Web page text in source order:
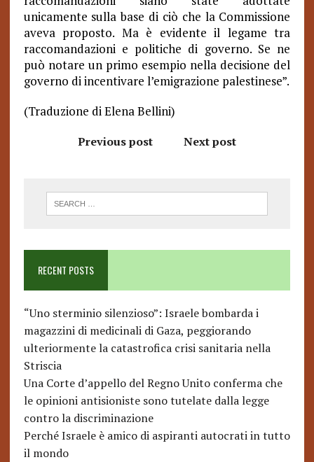
unicamente sulla base di ciò che la Commissione
aveva proposto. Ma è evidente il legame tra
raccomandazioni e politiche di governo. Se ne
può notare un primo esempio nella decisione del
governo di incentivare l’emigrazione palestinese”.
(Traduzione di Elena Bellini)
Previous post Next post
RECENT POSTS
“Uno sterminio silenzioso”: Israele bombarda i
magazzini di medicinali di Gaza, peggiorando
ulteriormente la catastrofica crisi sanitaria nella
Striscia
Una Corte d’appello del Regno Unito conferma che
le opinioni antisioniste sono tutelate dalla legge
contro la discriminazione
Perché Israele è amico di aspiranti autocrati in tutto
il mondo